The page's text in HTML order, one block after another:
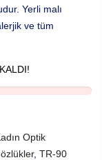
Yerli malı
ve tüm
Optik
, TR-90